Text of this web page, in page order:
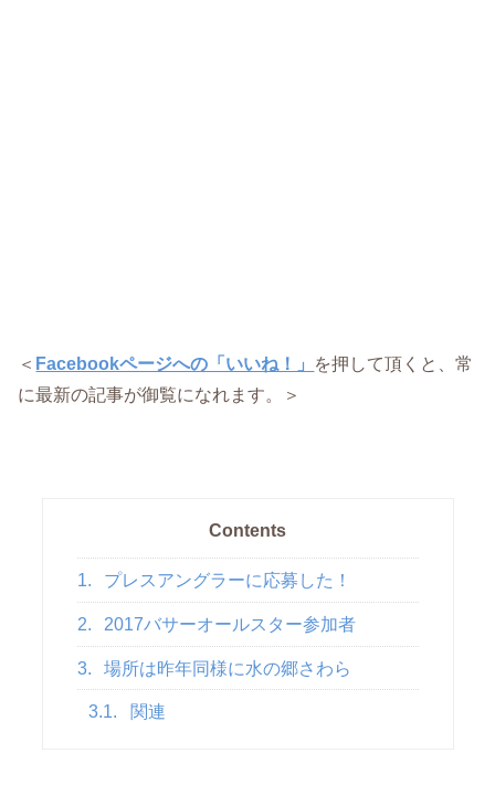
＜ Facebookページへの「いいね！」 を押して頂くと、常
に最新の記事が御覧になれます。＞
Contents
1. プレスアングラーに応募した！
2. 2017バサーオールスター参加者
3. 場所は昨年同様に水の郷さわら
3.1. 関連